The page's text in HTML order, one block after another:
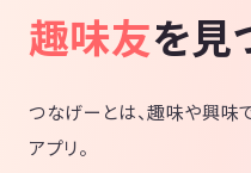
趣味友を見
つなげーとは、趣味や興味
アプリ。